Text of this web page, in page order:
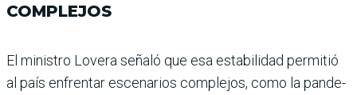
COMPLEJOS
El ministro Lovera señaló que esa estabilidad permitió
al país enfrentar escenarios complejos, como la pande­